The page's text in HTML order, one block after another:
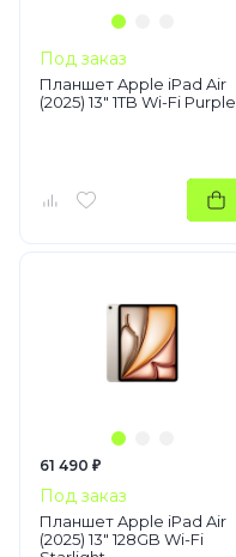
Под заказ
Планшет Apple iPad Air
(2025) 13" 1TB Wi-Fi Purple
61 490 ₽
Под заказ
Планшет Apple iPad Air
(2025) 13" 128GB Wi-Fi